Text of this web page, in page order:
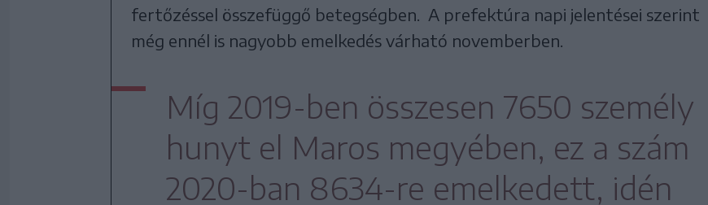
fertőzéssel összefüggő betegségben. A prefektúra napi jelentései szerint
még ennél is nagyobb emelkedés várható novemberben.
Míg 2019-ben összesen 7650 személy
hunyt el Maros megyében, ez a szám
2020-ban 8634-re emelkedett, idén